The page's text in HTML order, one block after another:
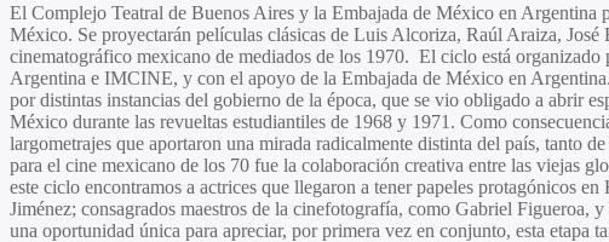
El Complejo Teatral de Buenos Aires y la Embajada de México en Argentina
México. Se proyectarán películas clásicas de Luis Alcoriza, Raúl Araiza, José
cinematográfico mexicano de mediados de los 1970. El ciclo está
Argentina e IMCINE, y con el apoyo de la Embajada de México en
por distintas instancias del gobierno de la época, que se vio obligado a abrir
México durante las revueltas estudiantiles de 1968 y 1971. Como
largometrajes que aportaron una mirada radicalmente distinta del país, tanto
para el cine mexicano de los 70 fue la colaboración creativa entre las viejas
este ciclo encontramos a actrices que llegaron a tener papeles protagónicos
Jiménez; consagrados maestros de la cinefotografía, como Gabriel Figueroa, y
una oportunidad única para apreciar, por primera vez en conjunto, esta etapa